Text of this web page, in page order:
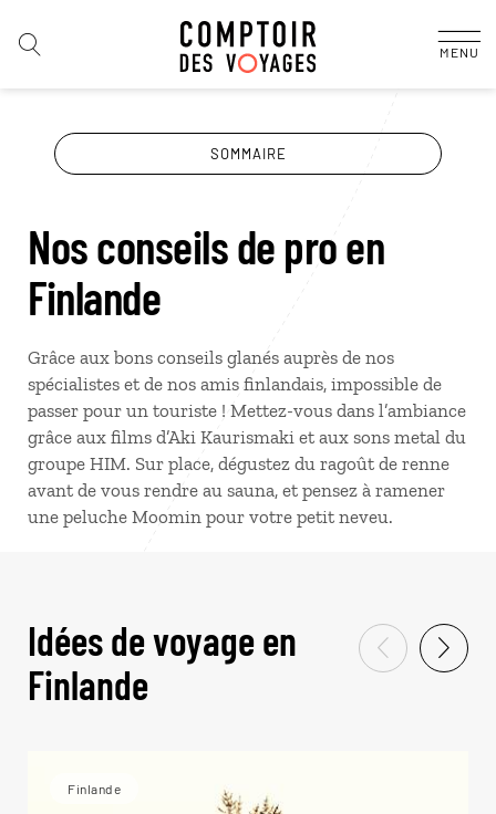
MENU
SOMMAIRE
Nos conseils de pro en
Finlande
Grâce aux bons conseils glanés auprès de nos
spécialistes et de nos amis finlandais, impossible de
passer pour un touriste ! Mettez-vous dans l’ambiance
grâce aux films d’Aki Kaurismaki et aux sons metal du
groupe HIM. Sur place, dégustez du ragoût de renne
avant de vous rendre au sauna, et pensez à ramener
une peluche Moomin pour votre petit neveu.
Idées de voyage en
Finlande
Finlande